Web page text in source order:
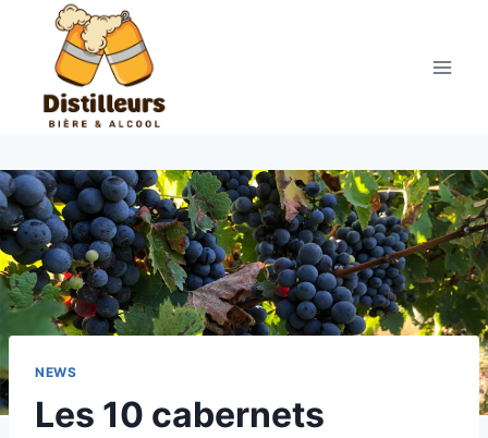
contenu
NEWS
Les 10 cabernets